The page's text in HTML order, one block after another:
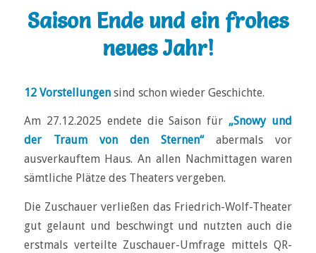
Saison Ende und ein frohes
neues Jahr!
12 Vorstellungensind schon wieder Geschichte.
Am 27.12.2025 endete die Saison für „Snowy und
der Traum von den Sternen“abermals vor
ausverkauftem Haus. An allen Nachmittagen waren
sämtliche Plätze des Theaters vergeben.
Die Zuschauer verließen das Friedrich-Wolf-Theater
gut gelaunt und beschwingt und nutzten auch die
erstmals verteilte Zuschauer-Umfrage mittels QR-